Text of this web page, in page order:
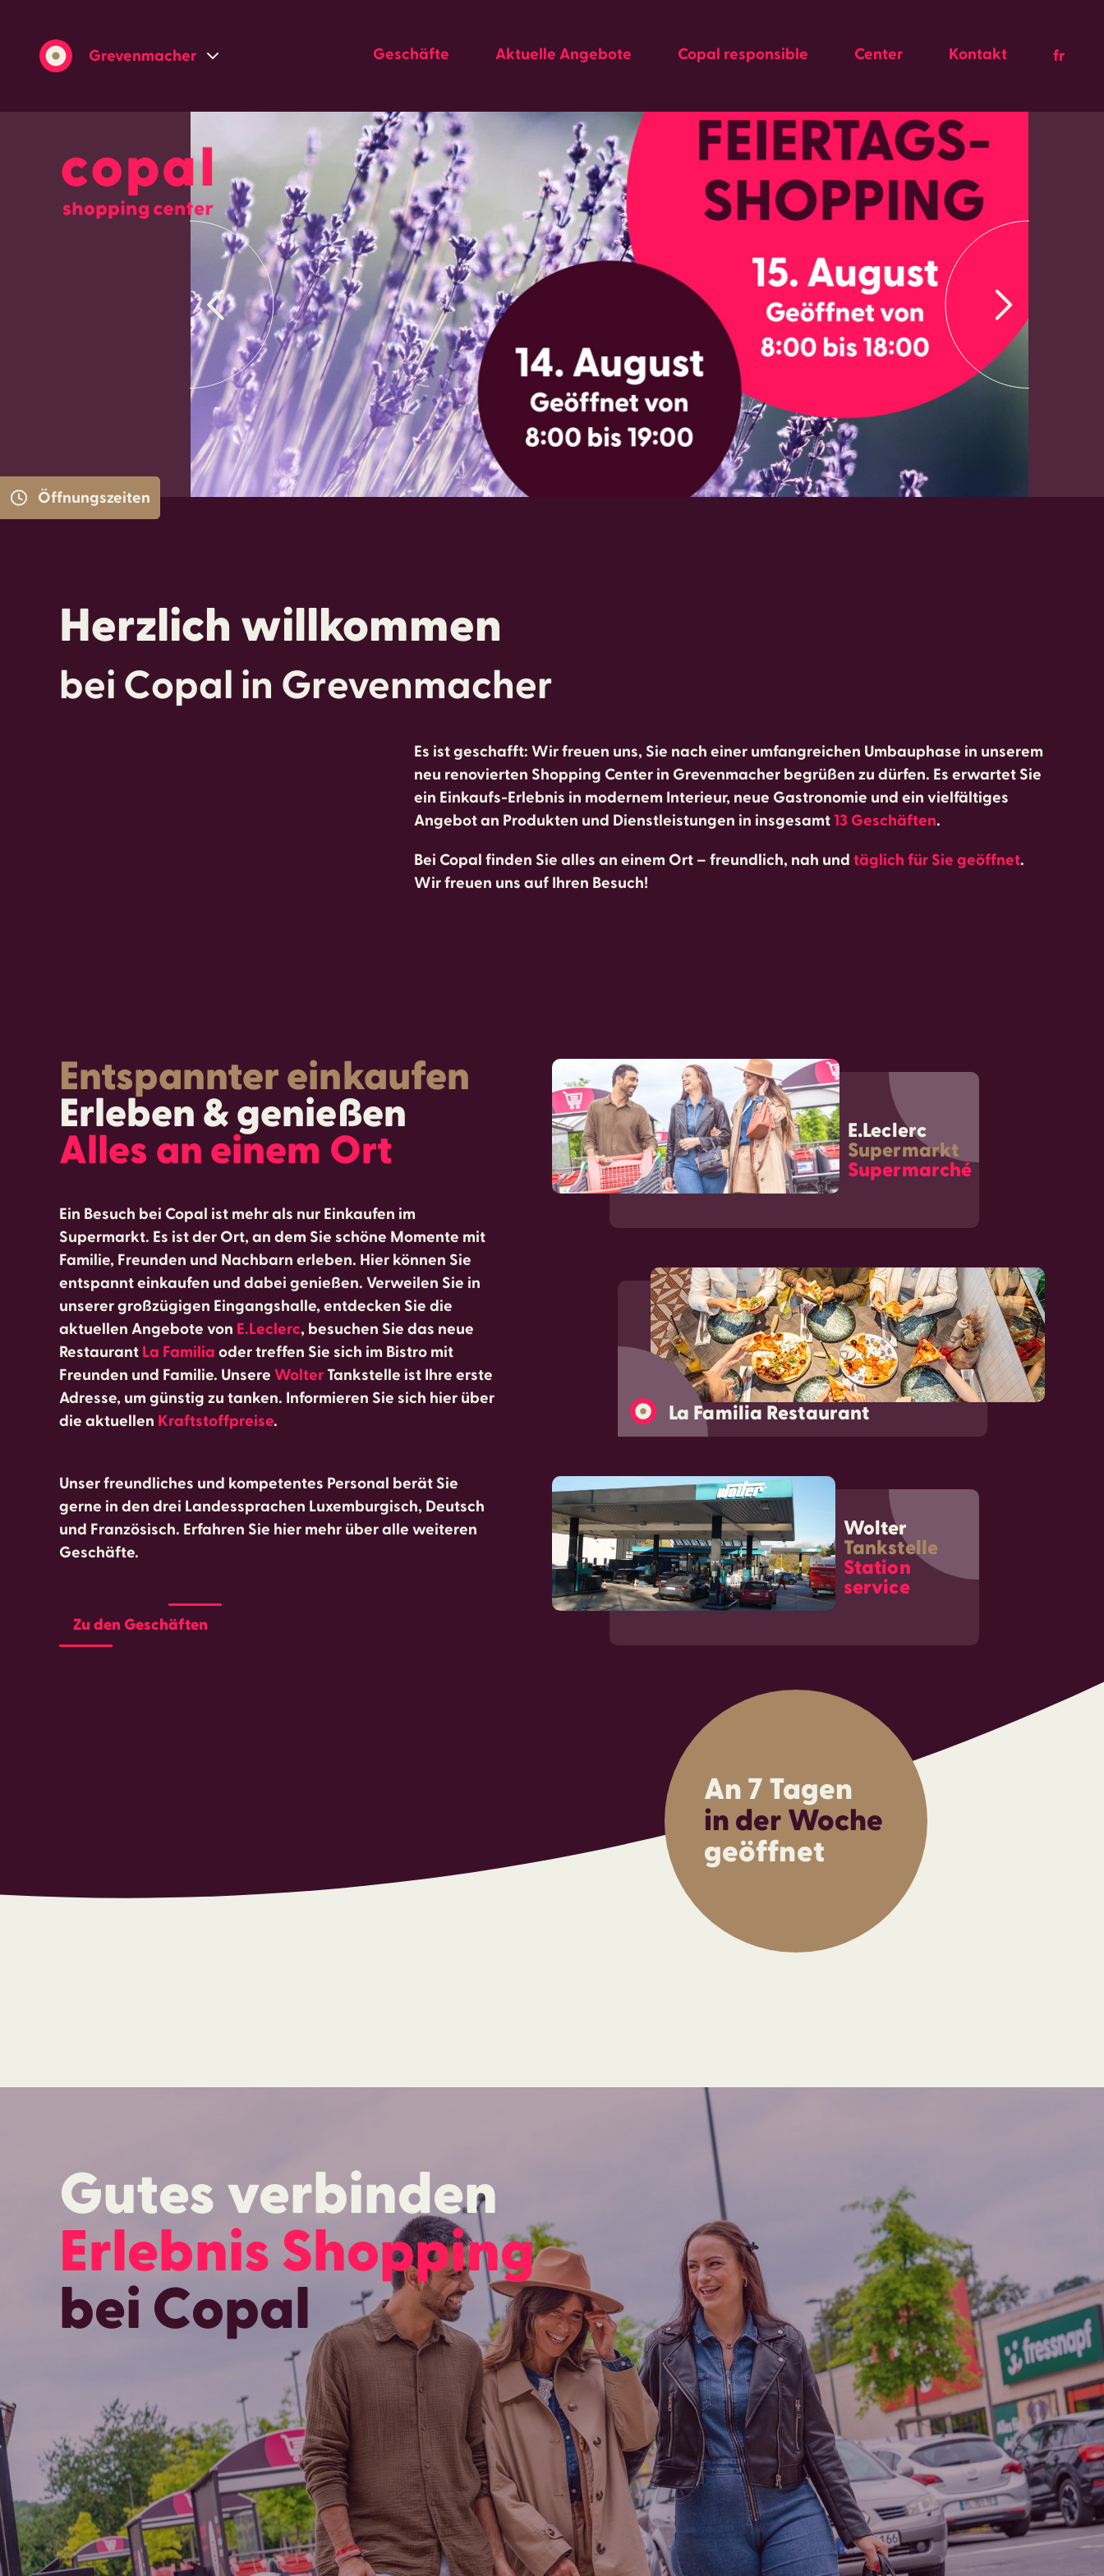
Grevenmacher Geschäfte Aktuelle Angebote Copal responsible Center Kontakt fr
Herzlich willkommen
bei Copal in Grevenmacher
Es ist geschafft: Wir freuen uns, Sie nach einer umfangreichen Umbauphase in unserem
neu renovierten Shopping Center in Grevenmacher begrüßen zu dürfen. Es erwartet Sie
ein Einkaufs-Erlebnis in modernem Interieur, neue Gastronomie und ein vielfältiges
Angebot an Produkten und Dienstleistungen in insgesamt13 Geschäften.
Bei Copal finden Sie alles an einem Ort – freundlich, nah und täglich für Sie geöffnet.
Wir freuen uns auf Ihren Besuch!
Entspannter einkaufen
Erleben & genießen
Alles an einem Ort
Ein Besuch bei Copal ist mehr als nur Einkaufen im
Supermarkt. Es ist der Ort, an dem Sie schöne Momente mit
Familie, Freunden und Nachbarn erleben. Hier können Sie
entspannt einkaufen und dabei genießen. Verweilen Sie in
unserer großzügigen Eingangshalle, entdecken Sie die
aktuellen Angebote von E.Leclerc, besuchen Sie das neue
Restaurant La Familia oder treffen Sie sich im Bistro mit
Freunden und Familie. Unsere Wolter Tankstelle ist Ihre erste
Adresse, um günstig zu tanken. Informieren Sie sich hier über
die aktuellen Kraftstoffpreise.
Unser freundliches und kompetentes Personal berät Sie
gerne in den drei Landessprachen Luxemburgisch, Deutsch
und Französisch. Erfahren Sie hier mehr über alle weiteren
Geschäfte.
Zu den Geschäften
E.Leclerc
Supermarkt
Supermarché
La Familia Restaurant
Wolter
Tankstelle
Station
service
An 7 Tagen
in der Woche
geöffnet
Gutes verbinden
Erlebnis Shopping
bei Copal
Öffnungszeiten